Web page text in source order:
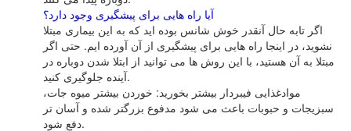
آیا راه هایی برای پیشگیری وجود دارد؟
اگر تابه حال آنقدر خوش شانس بوده اید که به این بیماری مبتلا
نشوید، در اینجا راه هایی برای پیشگیری از آن آورده ایم. حتی اگر
مبتلا به آن هستید، با این روش ها می توانید از ابتلا شدن دوباره در
آینده جلوگیری کنید.
موادغذایی فیبردار بیشتر بخورید: خوردن بیشتر میوه جات،
سبزیجات و حبوبات باعث می شود مدفوع بزرگتر شده و آسان تر
دفع شود.